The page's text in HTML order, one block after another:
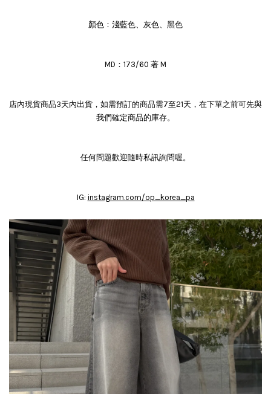
顏色：淺藍色、灰色、黑色
MD：173/60 著 M
店內現貨商品3天內出貨，如需預訂的商品需7至21天，在下單之前可先與
我們確定商品的庫存。
任何問題歡迎隨時私訊詢問喔。
IG: instagram.com/op_korea_pa